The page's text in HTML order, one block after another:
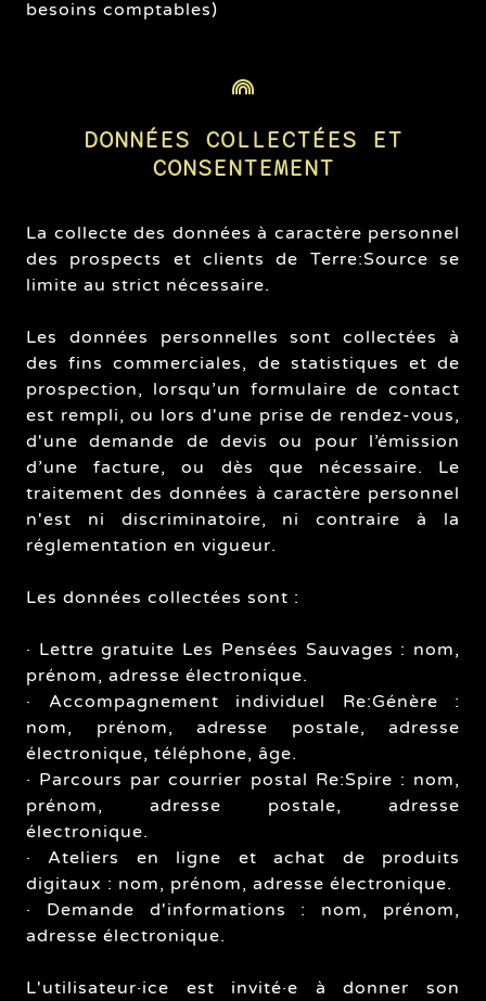
besoins comptables)
DONNÉES COLLECTÉES ET
CONSENTEMENT
La collecte des données à caractère personnel
des prospects et clients de Terre:Source se
limite au strict nécessaire.
Les données personnelles sont collectées à
des fins commerciales, de statistiques et de
prospection, lorsqu’un formulaire de contact
est rempli, ou lors d'une prise de rendez-vous,
d'une demande de devis ou pour l’émission
d’une facture, ou dès que nécessaire. Le
traitement des données à caractère personnel
n'est ni discriminatoire, ni contraire à la
réglementation en vigueur.
Les données collectées sont :
· Lettre gratuite Les Pensées Sauvages : nom,
prénom, adresse électronique.
· Accompagnement individuel Re:Génère :
nom, prénom, adresse postale, adresse
électronique, téléphone, âge.
· Parcours par courrier postal Re:Spire : nom,
prénom, adresse postale, adresse
électronique.
· Ateliers en ligne et achat de produits
digitaux : nom, prénom, adresse électronique.
· Demande d'informations : nom, prénom,
adresse électronique.
L'utilisateur·ice est invité·e à donner son